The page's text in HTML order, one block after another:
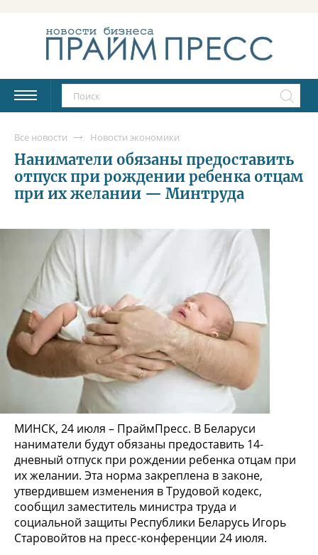
Все новости Новости экономики
Наниматели обязаны предоставить
отпуск при рождении ребенка отцам
при их желании — Минтруда
МИНСК, 24 июля – ПраймПресс. В Беларуси
наниматели будут обязаны предоставить 14-
дневный отпуск при рождении ребенка отцам при
их желании. Эта норма закреплена в законе,
утвердившем изменения в Трудовой кодекс,
сообщил заместитель министра труда и
социальной защиты Республики Беларусь Игорь
Старовойтов на пресс-конференции 24 июля.